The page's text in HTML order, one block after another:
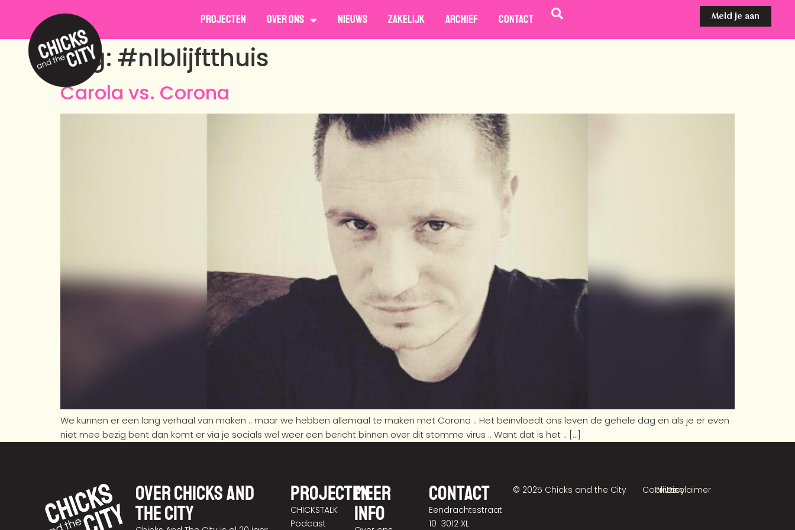
Projecten Over ons Nieuws Zakelijk Archief Contact Meld je aan
Tag: #nlblijftthuis
Carola vs. Corona
We kunnen er een lang verhaal van maken .. maar we hebben allemaal te maken met Corona .. Het beïnvloedt ons leven de gehele dag en als je er even
niet mee bezig bent dan komt er via je socials wel weer een bericht binnen over dit stomme virus .. Want dat is het .. […]
Over chicks and
the city
Projecten
CHICKSTALK
Podcast
Meer
info
Contact
Eendrachtsstraat
10 3012 XL
© 2025 Chicks and the City Cookies
Privacy
Disclaimer